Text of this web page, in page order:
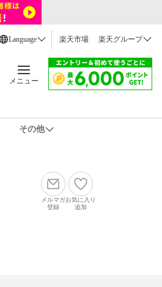
Language 楽天市場 楽天グループ
メニュー
その他
メルマガ
登録
お気に入り
追加